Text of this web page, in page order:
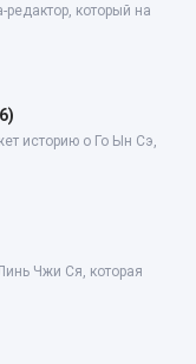
который на
историю о Го Ын Сэ,
Чжи Ся, которая